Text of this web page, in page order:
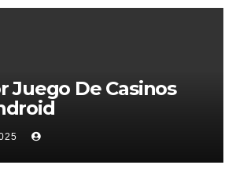
Juego De Casinos